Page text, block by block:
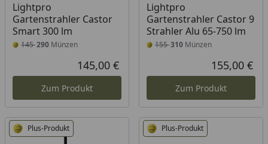
Lightpro
Gartenstrahler Castor
Smart 300 lm
145290 Münzen
Aktueller Preis
145,00 €
Zum Produkt
Lightpro
Gartenstrahler Castor 9
Strahler Alu 65-750 lm
155310Münzen
155,00 €
Zum Produkt
Plus-Produkt Plus-Produkt